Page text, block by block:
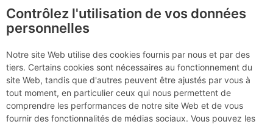
Traversée vers le diedre
de L2
Activités
Contrôlez l'utilisation de vos données
personnelles
Notre site Web utilise des cookies fournis par nous et par des
tiers. Certains cookies sont nécessaires au fonctionnement du
site Web, tandis que d'autres peuvent être ajustés par vous à
tout moment, en particulier ceux qui nous permettent de
comprendre les performances de notre site Web et de vous
fournir des fonctionnalités de médias sociaux. Vous pouvez les